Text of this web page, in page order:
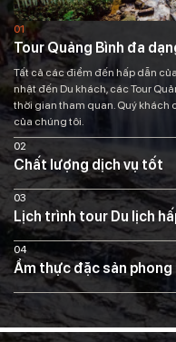
01
Tour Quảng Bình đa
Tất cả các điểm đến hấp dẫn
nhật đến Du khách, các Tour
thời gian tham quan. Quý khách
của chúng tôi.
02
Chất lượng dịch vụ tốt
03
Lịch trình tour Du lịch
04
Ẩm thực đặc sản phong